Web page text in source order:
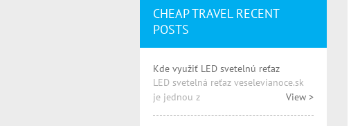
CHEAP TRAVEL RECENT
POSTS
Kde využiť LED svetelnú reťaz
LED svetelná reťaz veselevianoce.sk
je jednou z
View >